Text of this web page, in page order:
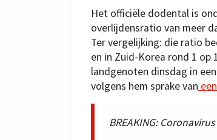
Het officiële dodental is
overlijdensratio van meer
Ter vergelijking: die ratio
en in Zuid-Korea rond 1 op
landgenoten dinsdag in
volgens hem sprake van
BREAKING: